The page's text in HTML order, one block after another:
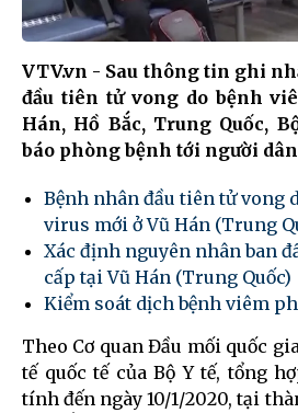
VTV.vn - Sau thông tin ghi
đầu tiên tử vong do bệnh
Hán, Hồ Bắc, Trung Quốc,
báo phòng bệnh tới người
Bệnh nhân đầu tiên tử vong
virus mới ở Vũ Hán (Trung
Xác định nguyên nhân ban
cấp tại Vũ Hán (Trung Quốc)
Kiểm soát dịch bệnh viêm
Theo Cơ quan Đầu mối quốc
tế quốc tế của Bộ Y tế, tổng
tính đến ngày 10/1/2020, tại